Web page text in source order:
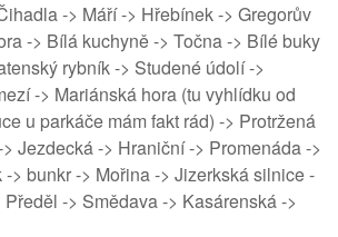
-> Máří -> Hřebínek -> Gregorův
-> Bílá kuchyně -> Točna -> Bílé buky
rybník -> Studené údolí ->
-> Mariánská hora (tu vyhlídku od
u parkáče mám fakt rád) -> Protržená
Jezdecká -> Hraniční -> Promenáda ->
> bunkr -> Mořina -> Jizerkská silnice -
-> Smědava -> Kasárenská ->